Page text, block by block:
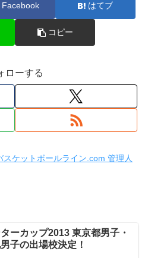
Facebook はてブ
コピー
ローする
スケットボールライン.com 管理人
ーカップ2013 東京都男子・
子の出場校決定！